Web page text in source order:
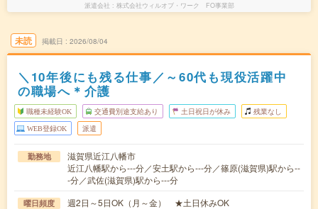
派遣会社 株式会社ウィルオブ・ワーク FO事業部
未読 掲載日 2026/08/04
＼10年後にも残る仕事／～60代も現役活躍中
の職場へ＊介護
職種未経験OK 交通費別途支給あり 土日祝日が休み 残業なし
WEB登録OK 派遣
勤務地
滋賀県近江八幡市
近江八幡駅から---分／安土駅から---分／篠原(滋賀県)駅から--
-分／武佐(滋賀県)駅から---分
曜日頻度 週2日～5日OK（月～金） ★土日休みOK